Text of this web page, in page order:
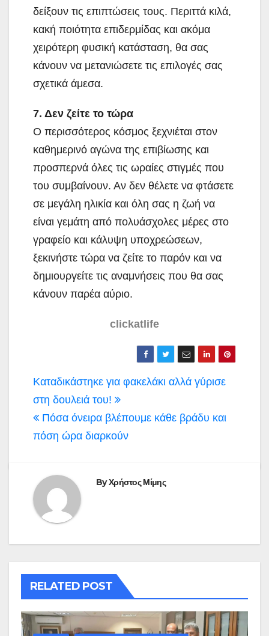
δείξουν τις επιπτώσεις τους. Περιττά κιλά,
κακή ποιότητα επιδερμίδας και ακόμα
χειρότερη φυσική κατάσταση, θα σας
κάνουν να μετανιώσετε τις επιλογές σας
σχετικά άμεσα.
7. Δεν ζείτε το τώρα
Ο περισσότερος κόσμος ξεχνιέται στον
καθημερινό αγώνα της επιβίωσης και
προσπερνά όλες τις ωραίες στιγμές που
του συμβαίνουν. Αν δεν θέλετε να φτάσετε
σε μεγάλη ηλικία και όλη σας η ζωή να
είναι γεμάτη από πολυάσχολες μέρες στο
γραφείο και κάλυψη υποχρεώσεων,
ξεκινήστε τώρα να ζείτε το παρόν και να
δημιουργείτε τις αναμνήσεις που θα σας
κάνουν παρέα αύριο.
clickatlife
Πλοήγηση
άρθρων
Καταδικάστηκε για φακελάκι αλλά γύρισε
στη δουλειά του!
Πόσα όνειρα βλέπουμε κάθε βράδυ και
πόση ώρα διαρκούν
ByΧρήστος Μίμης
RELATED POST